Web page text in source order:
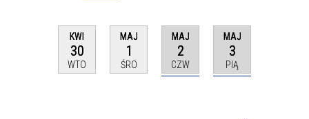
KWI
30
WTO
MAJ
1
ŚRO
MAJ
2
CZW
MAJ
3
PIĄ